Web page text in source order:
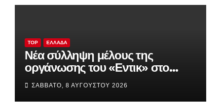
TOP ΕΛΛΆΔΑ
Νέα σύλληψη μέλους της
οργάνωσης του «Εντικ» στο
Παλαιό Φάληρο – Οι απαιτήσεις
για χρήματα και τα λαθραία
τσιγάρα
ΣΆΒΒΑΤΟ, 8 ΑΥΓΟΎΣΤΟΥ 2026